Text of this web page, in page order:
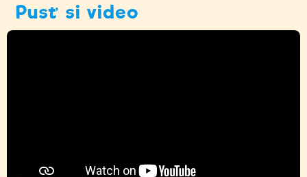
Pusť si video